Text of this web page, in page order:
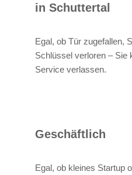
in Schuttertal
Egal, ob Tür zugefallen,
Schlüssel verloren – Sie
Service verlassen.
Geschäftlich
Egal, ob kleines Startup